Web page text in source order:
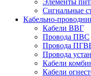
Элементы
Сигнальные
Кабельно-
Кабели ВВГ
Провода ПВС
Провода
Провода
Кабели
Кабели